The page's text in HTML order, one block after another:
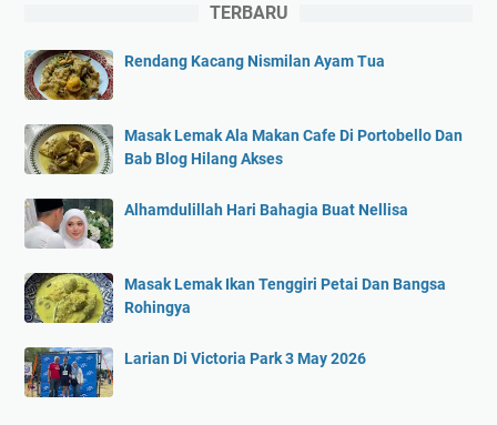
TERBARU
Rendang Kacang Nismilan Ayam Tua
Masak Lemak Ala Makan Cafe Di Portobello Dan
Bab Blog Hilang Akses
Alhamdulillah Hari Bahagia Buat Nellisa
Masak Lemak Ikan Tenggiri Petai Dan Bangsa
Rohingya
Larian Di Victoria Park 3 May 2026